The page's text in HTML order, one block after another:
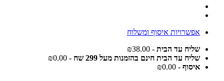
אפשרויות איסוף ומשלוח
שליח עד הבית - ₪38.00
שליח עד הבית חינם בהזמנות מעל 299 שח
- ₪0.00
איסוף - ₪0.00